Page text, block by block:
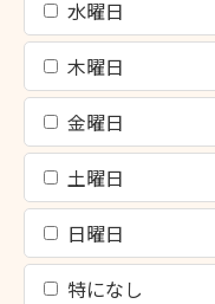
水曜日
木曜日
金曜日
土曜日
日曜日
特になし